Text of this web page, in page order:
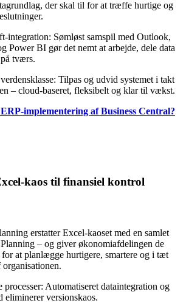
der skal til for at træffe hurtige og
integration: Sømløst samspil med Outlook,
Power BI gør det nemt at arbejde, dele data
tværs.
Tilpas og udvid systemet i takt
‒ cloud-baseret, fleksibelt og klar til vækst.
implementering af Business Central?
kaos til finansiel kontrol
erstatter Excel-kaoset med en samlet
‒ og giver økonomiafdelingen de
for at planlægge hurtigere, smartere og i tæt
organisationen.
processer: Automatiseret dataintegration og
eliminerer versionskaos.